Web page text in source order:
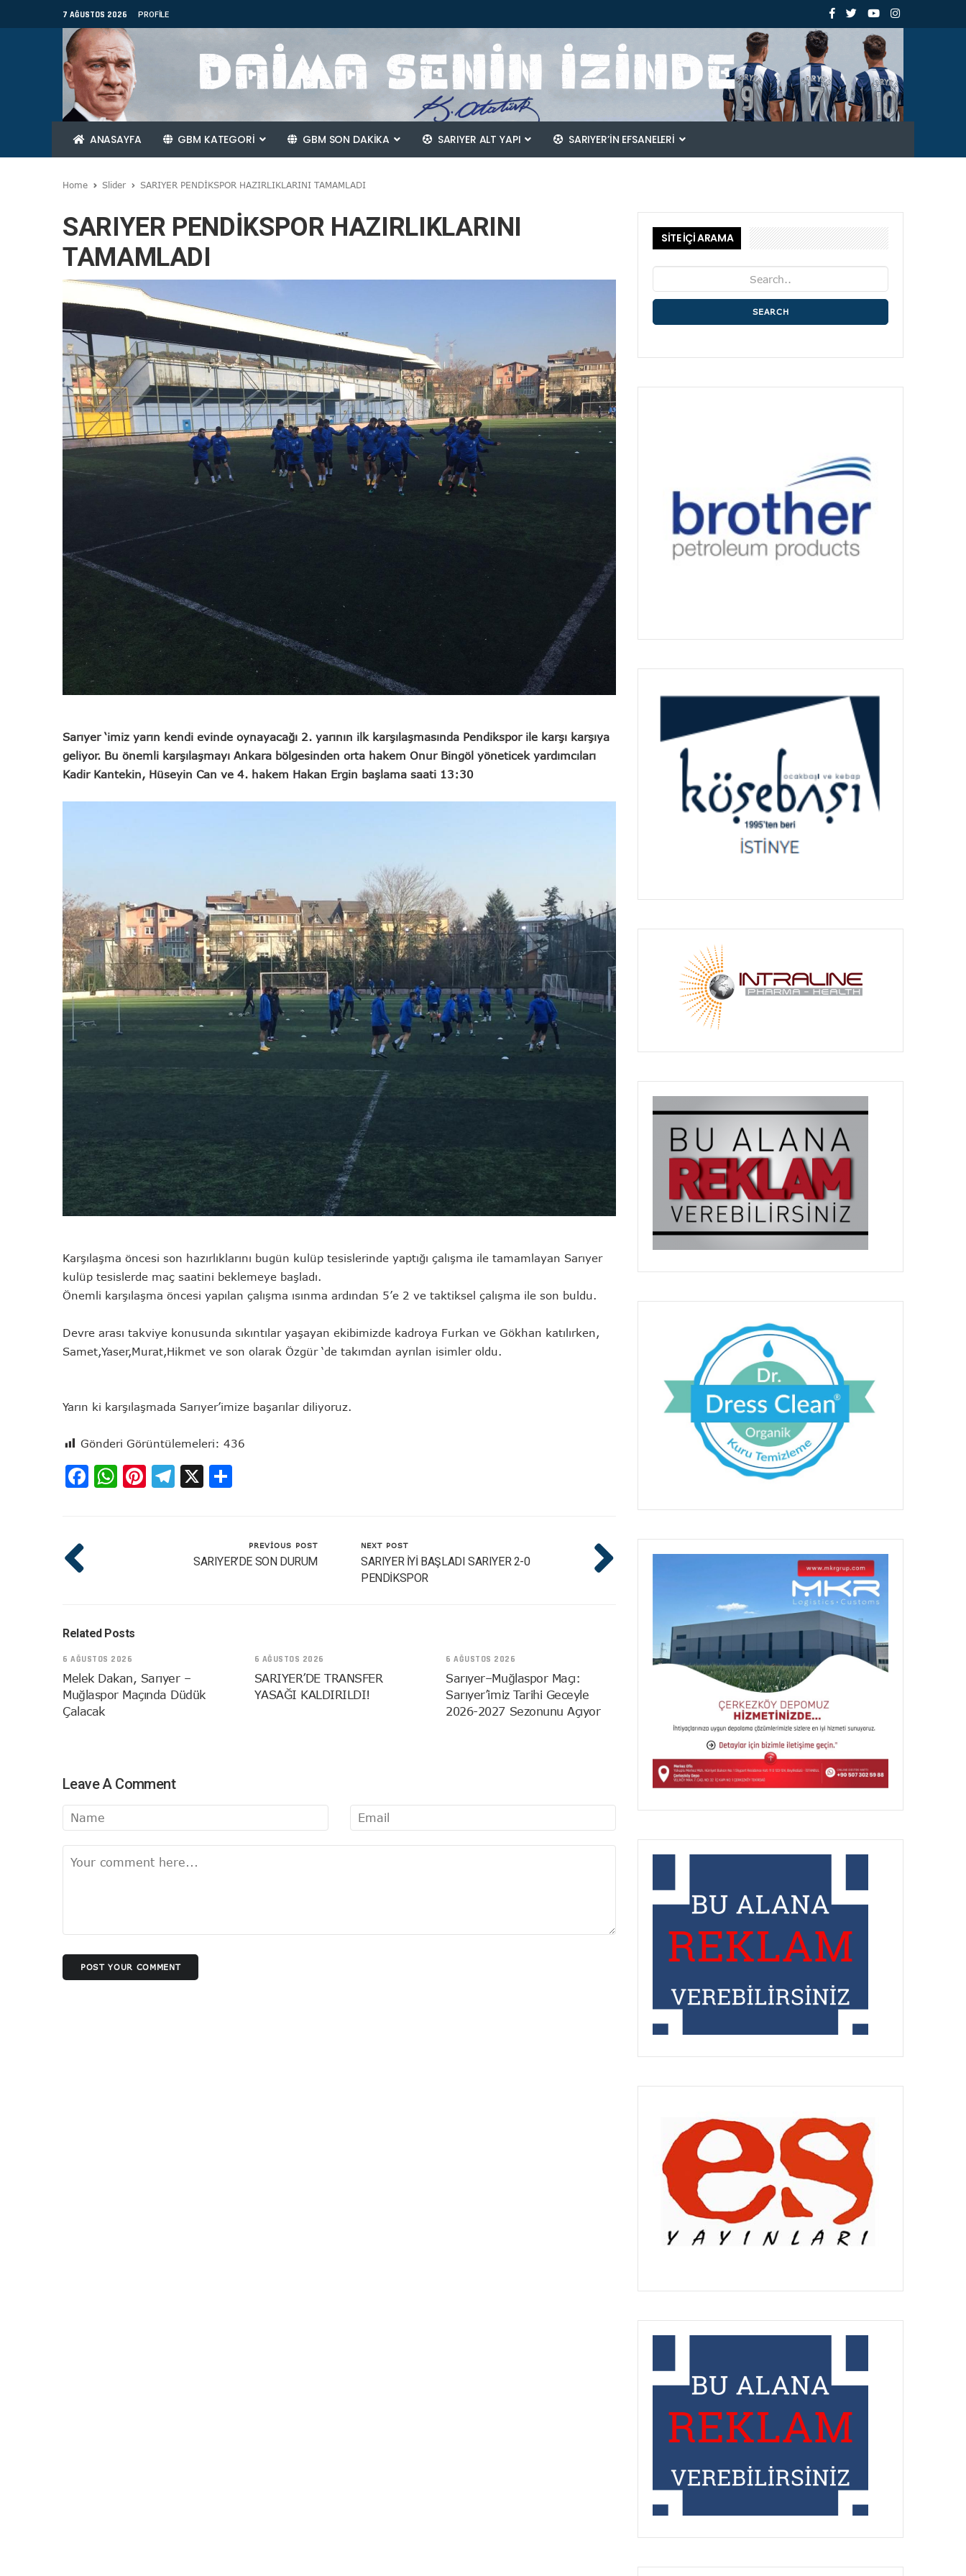
7 AĞUSTOS 2026 PROFILE
ANASAYFA GBM KATEGORİ GBM SON DAKİKA SARIYER ALT YAPI SARIYER’IN EFSANELERI
Home Slider SARIYER PENDİKSPOR HAZIRLIKLARINI TAMAMLADI
SARIYER PENDİKSPOR HAZIRLIKLARINI
TAMAMLADI
Sarıyer ‘imiz yarın kendi evinde oynayacağı 2. yarının ilk karşılaşmasında Pendikspor ile karşı karşıya
geliyor. Bu önemli karşılaşmayı Ankara bölgesinden orta hakem Onur Bingöl yöneticek yardımcıları
Kadir Kantekin, Hüseyin Can ve 4. hakem Hakan Ergin başlama saati 13:30
Karşılaşma öncesi son hazırlıklarını bugün kulüp tesislerinde yaptığı çalışma ile tamamlayan Sarıyer
kulüp tesislerde maç saatini beklemeye başladı.
Önemli karşılaşma öncesi yapılan çalışma ısınma ardından 5’e 2 ve taktiksel çalışma ile son buldu.
Devre arası takviye konusunda sıkıntılar yaşayan ekibimizde kadroya Furkan ve Gökhan katılırken,
Samet,Yaser,Murat,Hikmet ve son olarak Özgür ‘de takımdan ayrılan isimler oldu.
Yarın ki karşılaşmada Sarıyer’imize başarılar diliyoruz.
Gönderi Görüntülemeleri: 436
Facebook
WhatsApp
Pinterest
Telegram
X
PREVIOUS POST
SARIYER’DE SON DURUM
NEXT POST
SARIYER İYİ BAŞLADI SARIYER 2-0
PENDİKSPOR
Related Posts
6 AĞUSTOS 2026
Melek Dakan, Sarıyer –
Muğlaspor Maçında Düdük
Çalacak
6 AĞUSTOS 2026
SARIYER’DE TRANSFER
YASAĞI KALDIRILDI!
6 AĞUSTOS 2026
Sarıyer–Muğlaspor Maçı:
Sarıyer’imiz Tarihi Geceyle
2026-2027 Sezonunu Açıyor
Leave A Comment
POST YOUR COMMENT
SİTE İÇİ ARAMA
SEARCH